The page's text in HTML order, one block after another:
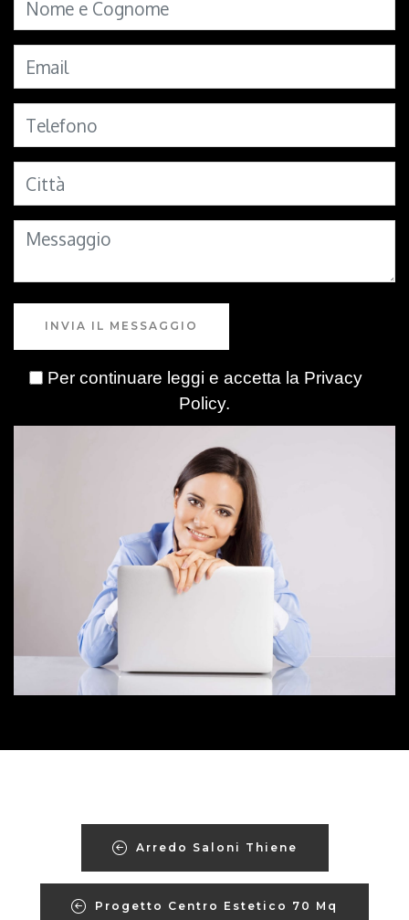
INVIA IL MESSAGGIO
Per continuare leggi e accetta la Privacy
Policy.
Arredo Saloni Thiene
Progetto Centro Estetico 70 Mq